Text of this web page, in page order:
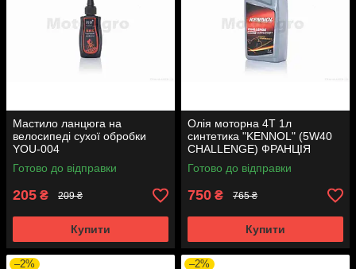
Мастило ланцюга на
велосипеді сухої обробки
YOU-004
Готово до відправки
205 ₴ 209 ₴
Купити
Олія моторна 4T 1л
синтетика "KENNOL" (5W40
CHALLENGE) ФРАНЦІЯ
Готово до відправки
750 ₴ 765 ₴
Купити
–2% –2%